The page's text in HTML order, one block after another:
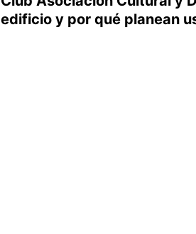
edificio y por qué planean